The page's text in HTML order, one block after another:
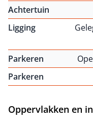
Achtertuin
Ligging
Parkeren
Parkeren
Oppervlakken en